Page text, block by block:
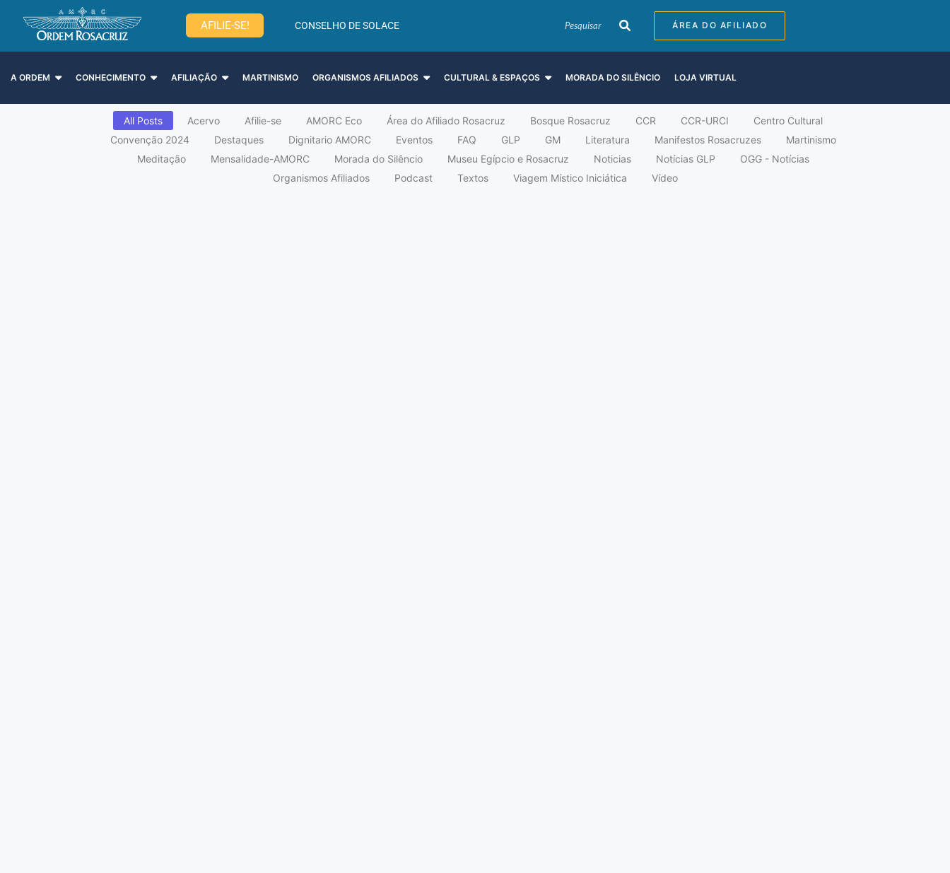
AFILIE-SE! CONSELHO DE SOLACE ÁREA DO AFILIADO
A ORDEM CONHECIMENTO AFILIAÇÃO MARTINISMO ORGANISMOS AFILIADOS CULTURAL & ESPAÇOS MORADA DO SILÊNCIO LOJA VIRTUAL
All Posts Acervo Afilie-se AMORC Eco Área do Afiliado Rosacruz Bosque Rosacruz CCR CCR-URCI
Centro Cultural
Convenção 2024
Destaques Dignitario AMORC Eventos FAQ GLP GM Literatura Manifestos Rosacruzes
Martinismo
Meditação
Mensalidade-AMORC Morada do Silêncio Museu Egípcio e Rosacruz Noticias Notícias GLP
OGG - Notícias
Organismos Afiliados
Podcast Textos Viagem Místico Iniciática Vídeo